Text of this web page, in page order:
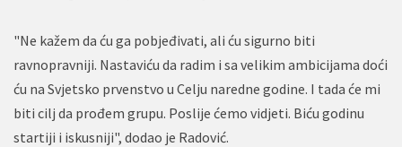
"Ne kažem da ću ga pobjeđivati, ali ću sigurno biti
ravnopravniji. Nastaviću da radim i sa velikim ambicijama doći
ću na Svjetsko prvenstvo u Celju naredne godine. I tada će mi
biti cilj da prođem grupu. Poslije ćemo vidjeti. Biću godinu
startiji i iskusniji", dodao je Radović.